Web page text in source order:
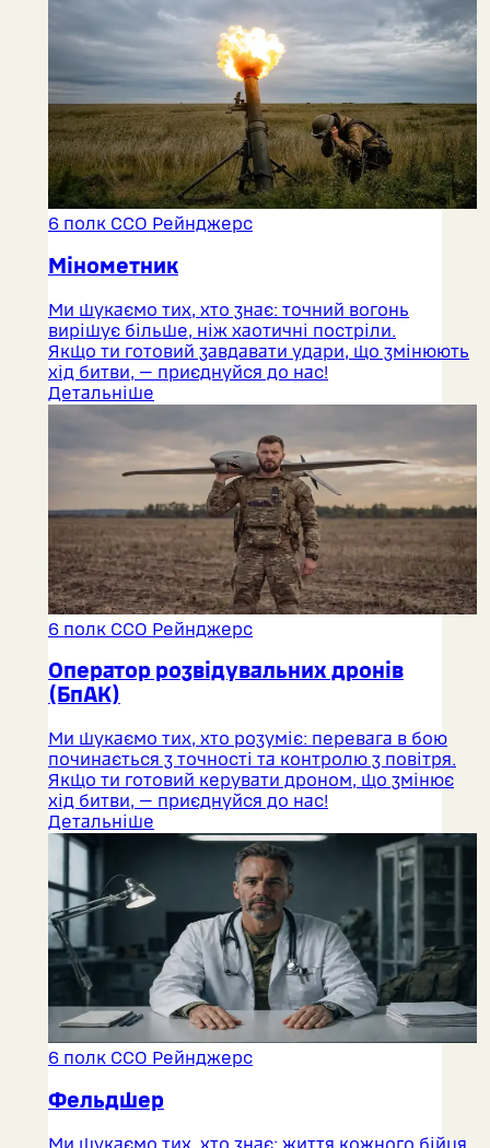
6 полк ССО Рейнджерс
Мінометник
Ми шукаємо тих, хто знає: точний вогонь
вирішує більше, ніж хаотичні постріли.
Якщо ти готовий завдавати удари, що змінюють
хід битви, — приєднуйся до нас!
Детальніше
6 полк ССО Рейнджерс
Оператор розвідувальних дронів
(БпАК)
Ми шукаємо тих, хто розуміє: перевага в бою
починається з точності та контролю з повітря.
Якщо ти готовий керувати дроном, що змінює
хід битви, — приєднуйся до нас!
Детальніше
6 полк ССО Рейнджерс
Фельдшер
Ми шукаємо тих, хто знає: життя кожного бійця